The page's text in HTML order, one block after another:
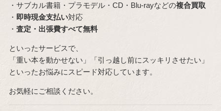
・サブカル書籍・プラモデル・CD・Blu-rayなどの複合買取
・ 即時現金支払い対応
・ 査定・出張費すべて無料
といったサービスで、
「重い本を動かせない」「引っ越し前にスッキリさせたい」
といったお悩みにスピード対応しています。
お気軽にご相談ください。